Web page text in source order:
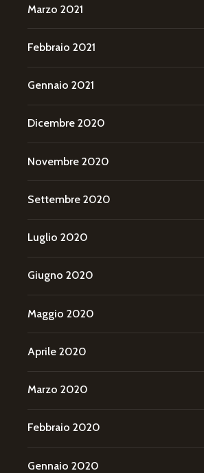
Marzo 2021
Febbraio 2021
Gennaio 2021
Dicembre 2020
Novembre 2020
Settembre 2020
Luglio 2020
Giugno 2020
Maggio 2020
Aprile 2020
Marzo 2020
Febbraio 2020
Gennaio 2020